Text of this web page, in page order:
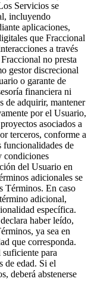
Servicios se
incluyendo
aplicaciones,
que Fraccional
a través
no presta
gestor discrecional
o garante de
financiera ni
de adquirir, mantener
por el Usuario,
asociados a
terceros, conforme a
funcionalidades de
condiciones
del Usuario en
adicionales se
Términos. En caso
adicional,
específica.
haber leído,
ya sea en
que corresponda.
para
de edad. Si el
deberá abstenerse